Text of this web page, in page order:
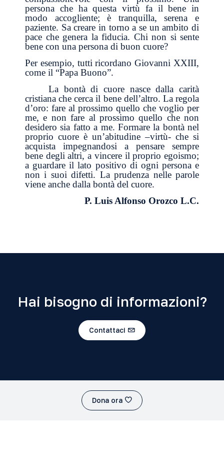
persona che ha questa virtù fa il bene in
modo accogliente; è tranquilla, serena e
paziente. Sa creare in torno a se un ambito di
pace che genera la fiducia. Chi non si sente
bene con una persona di buon cuore?
Per esempio, tutti ricordano Giovanni XXIII,
come il “Papa Buono”.
La bontà di cuore nasce dalla carità
cristiana che cerca il bene dell’altro. La regola
d’oro: fare al prossimo quello che voglio per
me, e non fare al prossimo quello che non
desidero sia fatto a me. Formare la bontà nel
proprio cuore è un’abitudine –virtù- che si
acquista impegnandosi a pensare sempre
bene degli altri, a vincere il proprio egoismo;
a guardare il lato positivo di ogni persona e
non i suoi difetti. La prudenza nelle parole
viene anche dalla bontà del cuore.
P. Luis Alfonso Orozco L.C.
Hai bisogno di informazioni?
Contattaci
Dona ora